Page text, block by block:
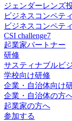
ジェンダーレンズ
ビジネスコンペテ
ビジネスコンペテ
CSI challenge7
起業家パートナー
研修
サスティナブルビ
学校向け研修
企業・自治体向け
企業・自治体の方
起業家の方へ
参加する